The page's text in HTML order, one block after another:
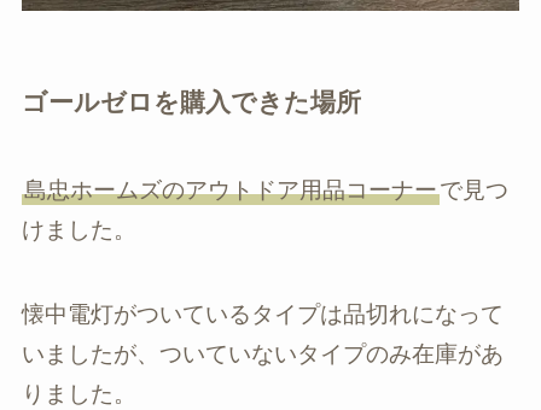
ゴールゼロを購入できた場所
島忠ホームズのアウトドア用品コーナーで見つ
けました。
懐中電灯がついているタイプは品切れになって
いましたが、ついていないタイプのみ在庫があ
りました。